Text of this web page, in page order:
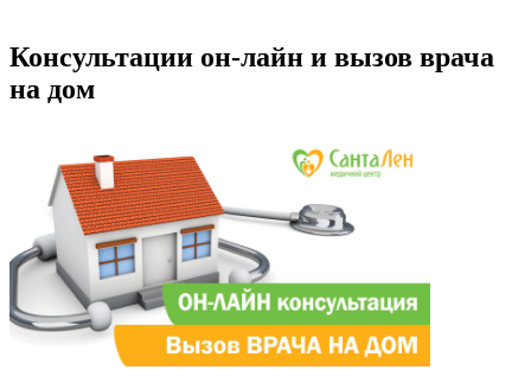
Консультации он-лайн и вызов врача
на дом